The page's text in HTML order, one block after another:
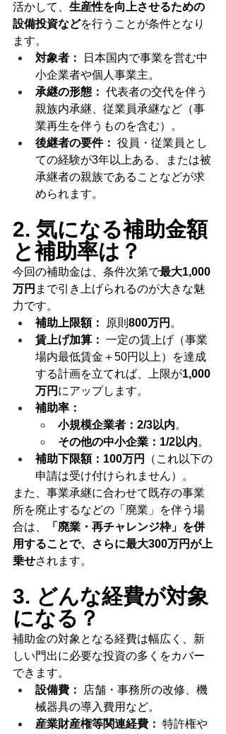
活かして、 生産性を向上させるための
設備投資などを行うことが条件となり
ます。
対象者：
日本国内で事業を営む中
小企業者や個人事業主。
承継の形態： 代表者の交代を伴う
親族内承継、従業員承継など（事
業再生を伴うものを含む）。
後継者の要件： 役員・従業員とし
ての経験が3年以上ある、または被
承継者の親族であることなどが求
められます。
2. 気になる補助金額
と補助率は？
今回の補助金は、条件次第で最大1,000
万円 まで引き上げられるのが大きな魅
力です。
補助上限額：
原則 800万円 。
賃上げ加算： 一定の賃上げ（事業
場内最低賃金＋50円以上）を達成
する計画を立てれば、上限が1,000
万円 にアップします。
補助率：
小規模企業者：2/3以内。
その他の中小企業：1/2以内。
補助下限額：100万円
（これ以下の
申請は受け付けられません）。
また、事業承継に合わせて既存の事業
所を廃止するなどの「廃業」を伴う場
合は、
「廃業・再チャレンジ枠」を併
用することで、さらに最大300万円が上
乗せされます。
3. どんな経費が対象
になる？
補助金の対象となる経費は幅広く、新
しい門出に必要な投資の多くをカバー
できます。
設備費：
店舗・事務所の改修、機
械器具の導入費用など。
産業財産権等関連経費： 特許権や